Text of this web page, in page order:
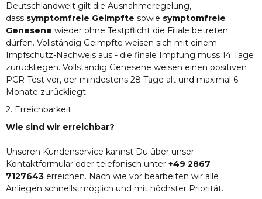
Deutschlandweit gilt die Ausnahmeregelung,
dass symptomfreie Geimpfte sowie symptomfreie
Genesene wieder ohne Testpflicht die Filiale betreten
dürfen. Vollständig Geimpfte weisen sich mit einem
Impfschutz-Nachweis aus - die finale Impfung muss 14 Tage
zurückliegen. Vollständig Genesene weisen einen positiven
PCR-Test vor, der mindestens 28 Tage alt und maximal 6
Monate zurückliegt.
2. Erreichbarkeit
Wie sind wir erreichbar?
Unseren Kundenservice kannst Du über unser
Kontaktformular oder telefonisch unter +49 2867
7127643 erreichen. Nach wie vor bearbeiten wir alle
Anliegen schnellstmöglich und mit höchster Priorität.